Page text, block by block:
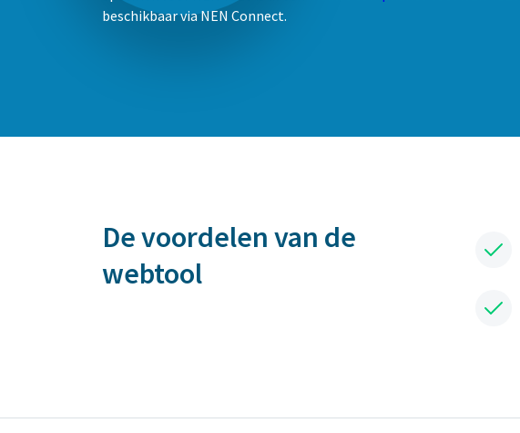
beschikbaar via NEN Connect.
De voordelen van de
webtool